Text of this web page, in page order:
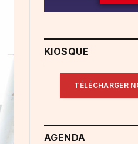
KIOSQUE
TÉLÉCHARGER
AGENDA